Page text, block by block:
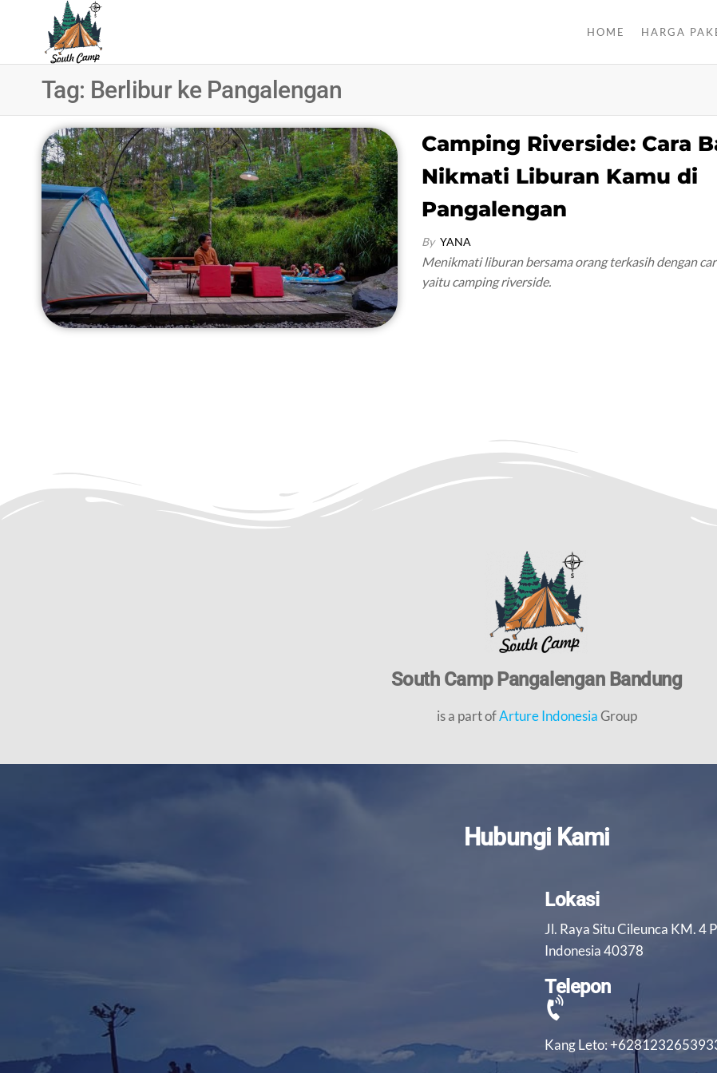
CAMP
Selatan
HOME HARGA
Tag: Berlibur ke Pangalengan
Camping Riverside: Cara
Nikmati Liburan Kamu di
Pangalengan
By YANA
Menikmati liburan bersama orang terkasih dengan
yaitu camping riverside.
South Camp Pangalengan Bandung
is a part ofArture IndonesiaGroup
Hubungi Kami
Lokasi
Jl. Raya Situ Cileunca KM. 4
Indonesia 40378
Telepon
Kang Leto: